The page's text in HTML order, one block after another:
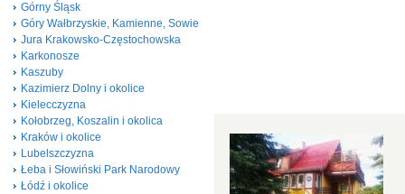
Górny Śląsk
Góry Wałbrzyskie, Kamienne, Sowie
Jura Krakowsko-Częstochowska
Karkonosze
Kaszuby
Kazimierz Dolny i okolice
Kielecczyzna
Kołobrzeg, Koszalin i okolica
Kraków i okolice
Lubelszczyzna
Łeba i Słowiński Park Narodowy
Łódź i okolice